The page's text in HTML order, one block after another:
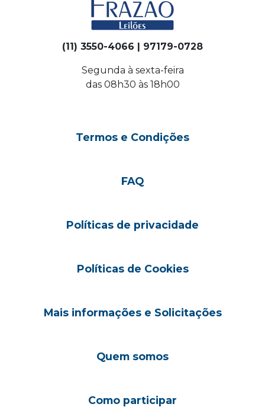
(11) 3550-4066 | 97179-0728
Segunda à sexta-feira
das 08h30 às 18h00
Termos e Condições
FAQ
Políticas de privacidade
Políticas de Cookies
Mais informações e Solicitações
Quem somos
Como participar